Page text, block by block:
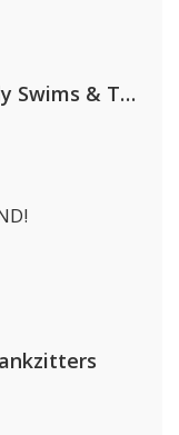
David Guetta, Teddy Swims & Tones And I